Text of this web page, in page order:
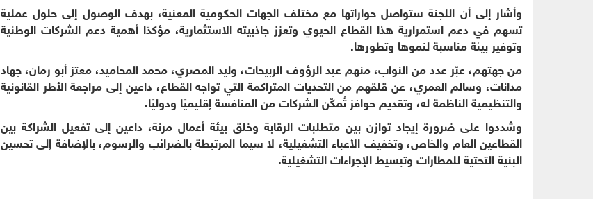
وأشار إلى أن اللجنة ستواصل حواراتها مع مختلف الجهات الحكومية المعنية، بهدف الوصول إلى حلول عملية
تسهم في دعم استمرارية هذا القطاع الحيوي وتعزز جاذبيته الاستثمارية، مؤكدًا أهمية دعم الشركات الوطنية
وتوفير بيئة مناسبة لنموها وتطورها.
من جهتهم، عبّر عدد من النواب، منهم عبد الرؤوف الربيحات، وليد المصري، محمد المحاميد، معتز أبو رمان، جهاد
مدانات، وسالم العمري، عن قلقهم من التحديات المتراكمة التي تواجه القطاع، داعين إلى مراجعة الأطر القانونية
والتنظيمية الناظمة له، وتقديم حوافز تُمكّن الشركات من المنافسة إقليميًا ودوليًا.
وشددوا على ضرورة إيجاد توازن بين متطلبات الرقابة وخلق بيئة أعمال مرنة، داعين إلى تفعيل الشراكة بين
القطاعين العام والخاص، وتخفيف الأعباء التشغيلية، لا سيما المرتبطة بالضرائب والرسوم، بالإضافة إلى تحسين
البنية التحتية للمطارات وتبسيط الإجراءات التشغيلية.